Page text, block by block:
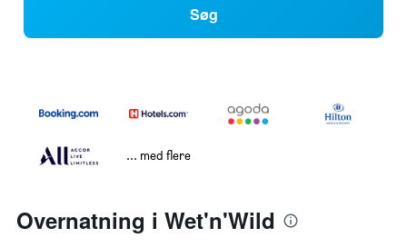
Søg
... med flere
Overnatning i Wet'n'Wild